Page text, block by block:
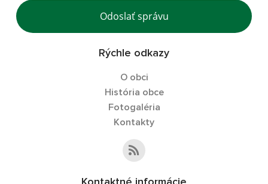
Odoslať správu
Rýchle odkazy
O obci
História obce
Fotogaléria
Kontakty